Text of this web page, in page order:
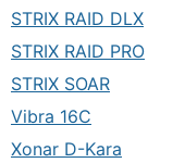
STRIX RAID DLX
STRIX RAID PRO
STRIX SOAR
Vibra 16C
Xonar D-Kara